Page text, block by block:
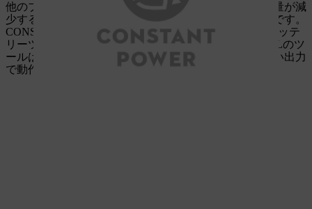
他のブランドのバッテリーツールでは、バッテリー残量が減
少するにつれて、作業中に性能が低下するのが一般的です。
CONSTANT POWERを搭載したAPシステムのSTIHLバッテ
リーツールでは、そのようなことはありません。STIHLのツ
ールは、インテリジェントな電子機器により、常に高い出力
で動作します。